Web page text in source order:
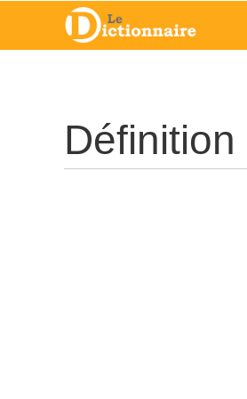
Définition